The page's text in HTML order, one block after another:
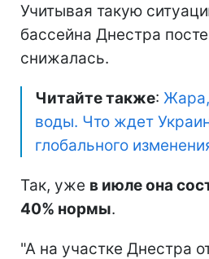
Учитывая такую
бассейна Днестра
снижалась.
Читайте также:
воды. Что ждет
глобального
Так, уже в июле она
40% нормы.
"А на участке Днестра